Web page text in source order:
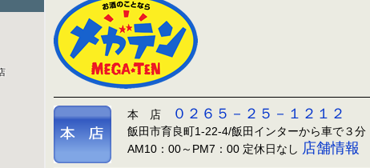
本 店 ０２６５－２５－１２１２
飯田市育良町1-22-4/飯田インターから車で３分
AM10：00～PM7：00 定休日なし 店舗情報